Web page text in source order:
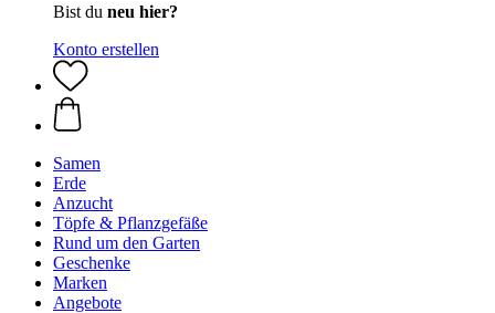
Bist du neu hier?
Konto erstellen
Samen
Erde
Anzucht
Töpfe & Pflanzgefäße
Rund um den Garten
Geschenke
Marken
Angebote